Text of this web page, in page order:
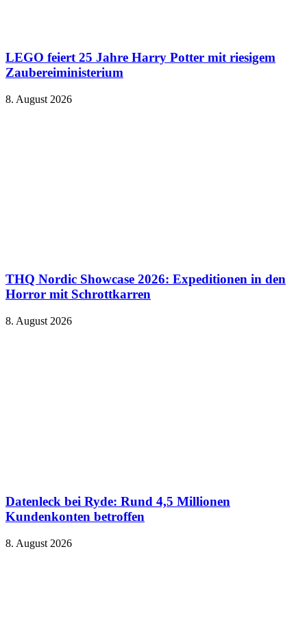
LEGO feiert 25 Jahre Harry Potter mit riesigem
Zaubereiministerium
8. August 2026
THQ Nordic Showcase 2026: Expeditionen in den
Horror mit Schrottkarren
8. August 2026
Datenleck bei Ryde: Rund 4,5 Millionen
Kundenkonten betroffen
8. August 2026